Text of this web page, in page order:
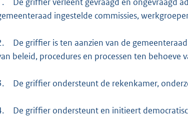
ingestelde commissies,
De griffier is ten aanzien van de
beleid, procedures en processen ten behoeve
De griffier ondersteunt de rekenkamer,
De griffier ondersteunt en initieert